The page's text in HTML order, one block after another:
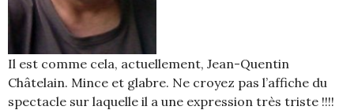
Il est comme cela, actuellement, Jean-Quentin
Châtelain. Mince et glabre. Ne croyez pas l’affiche du
spectacle sur laquelle il a une expression très triste !!!!